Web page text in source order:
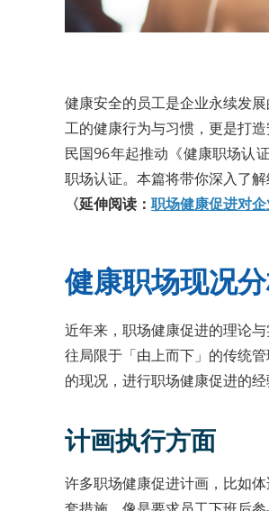
健康安全的员工是企业永续发
工的健康行为与习惯，更是打
民国96年起推动《健康职场认
职场认证。本篇将带你深入了
〈延伸阅读： 职场健康促进对
健康职场现况
近年来，职场健康促进的理论
往局限于「由上而下」的传统
的现况，进行职场健康促进的经
计画执行方面
许多职场健康促进计画，比如